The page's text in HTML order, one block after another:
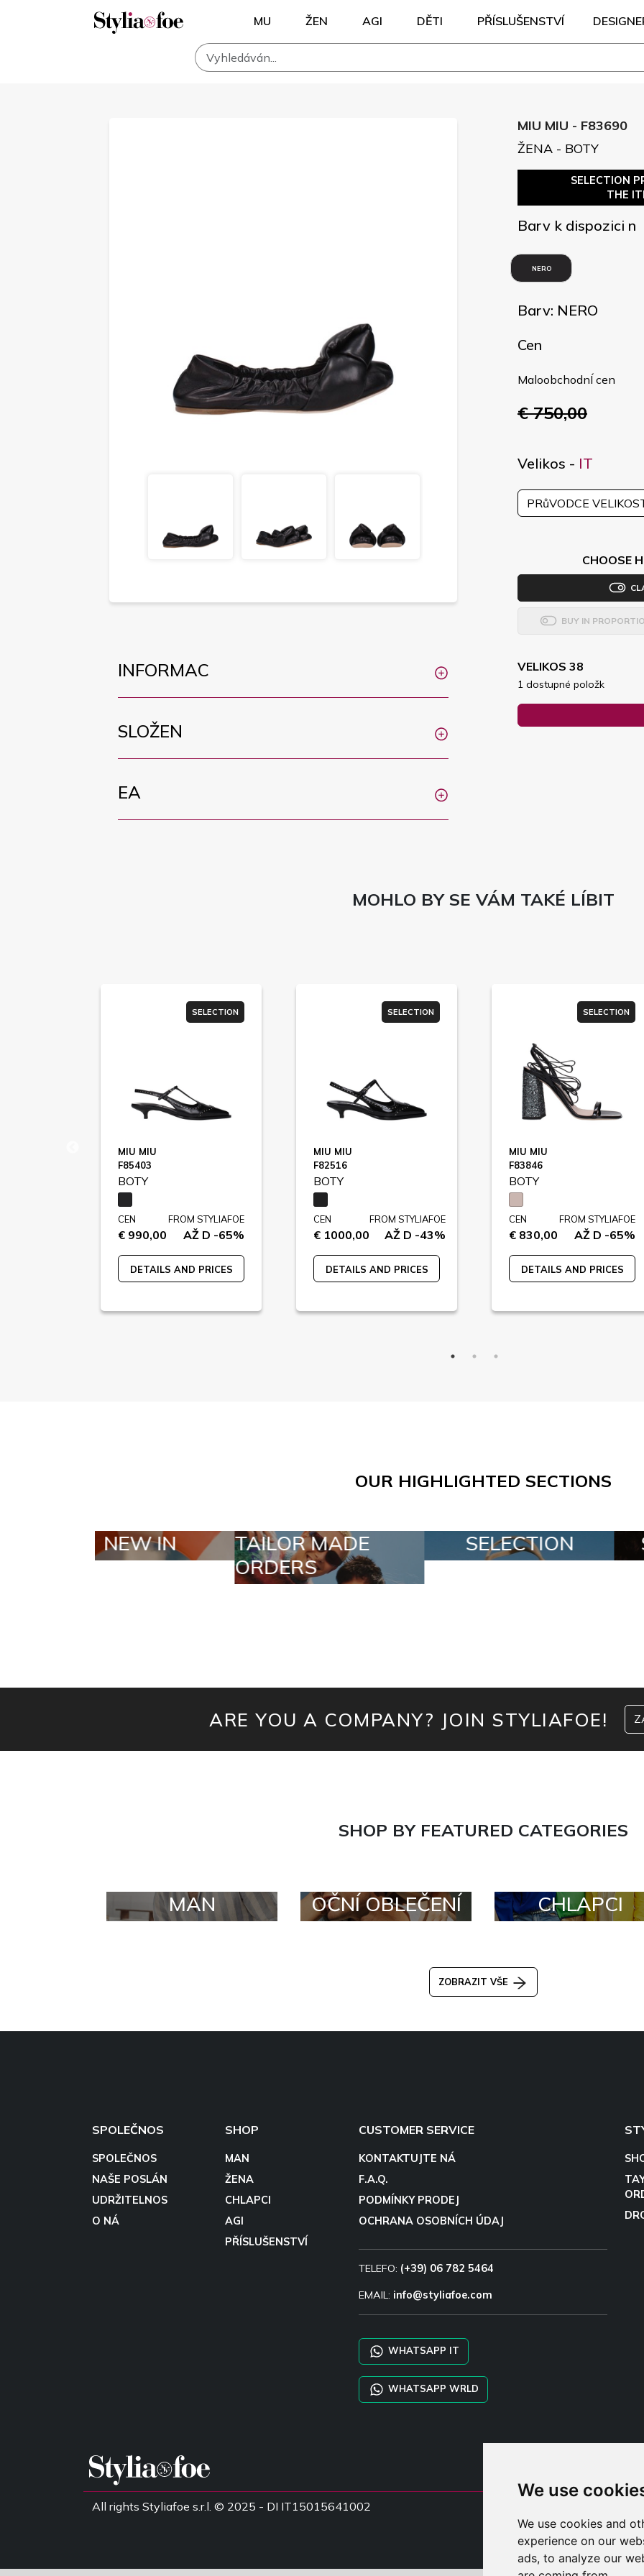
We use
We use cookies and
experience on our
ads, to analyze our
MU ŽEN AGI DĚTI PŘÍSLUŠENSTVÍ
INFORMAC
SLOŽEN
EA
MIU MIU - F83690
ŽENA - BOTY
SELECTION
THE
Barv k dispozici n
NERO
Barv: NERO
Cen
MaloobchodnÍ cen
€ 750,00
Velikos - IT
PRůVODCE
CHOOSE
BUY IN
VELIKOS 38
1 dostupné položk
MOHLO BY SE VÁM TAKÉ LÍBIT
SELECTION
MIU MIU
F85403
BOTY
CEN
€ 990,00
FROM STYLIAFOE
AŽ D -65%
DETAILS AND PRICES
SELECTION
MIU MIU
F82516
BOTY
CEN
€ 1000,00
FROM STYLIAFOE
AŽ D -43%
DETAILS AND PRICES
SELECTION
MIU MIU
F83846
BOTY
CEN
€ 830,00
FROM STYLIAFOE
AŽ D -65%
DETAILS AND PRICES
OUR HIGHLIGHTED SECTIONS
TAILOR MADE
ORDERS
SELECTION SPECIAL LOTS
ARE YOU A COMPANY? JOIN STYLIAFOE!
SHOP BY FEATURED CATEGORIES
MAN OČNÍ OBLEČENÍ CHLAPCI
ZOBRAZIT VŠE
SPOLEČNOS
SPOLEČNOS
NAŠE POSLÁN
UDRŽITELNOS
O NÁ
SHOP
MAN
ŽENA
CHLAPCI
AGI
PŘÍSLUŠENSTVÍ
CUSTOMER SERVICE
KONTAKTUJTE NÁ
F.A.Q.
PODMÍNKY PRODEJ
OCHRANA OSOBNÍCH ÚDAJ
TELEFO: (+39) 06 782 5464
EMAIL: info@styliafoe.com
WHATSAPP IT
WHATSAPP WRLD
All rights Styliafoe s.r.l. © 2025 - DI IT15015641002